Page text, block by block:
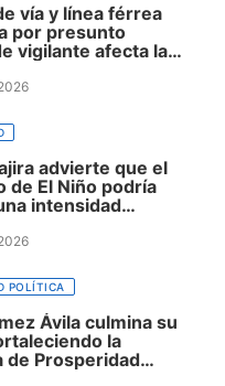
vía y línea férrea
por presunto
vigilante afecta la
la Alta Guajira
advierte que el
de El Niño podría
intensidad
POLÍTICA
Ávila culmina su
la
de Prosperidad